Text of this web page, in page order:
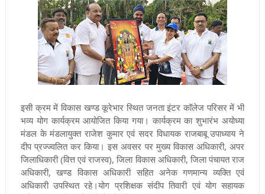
इसी क्रम में विकास खण्ड कूरेभार स्थित जनता इंटर कॉलेज परिसर में भी
भव्य योग कार्यक्रम आयोजित किया गया। कार्यक्रम का शुभारंभ अयोध्या
मंडल के मंडलायुक्त राजेश कुमार एवं सदर विधायक राजबाबू उपाध्याय ने
दीप प्रज्ज्वलित कर किया। इस अवसर पर मुख्य विकास अधिकारी, अपर
जिलाधिकारी (वित्त एवं राजस्व), जिला विकास अधिकारी, जिला पंचायत राज
अधिकारी, खण्ड विकास अधिकारी सहित अनेक गणमान्य व्यक्ति एवं
अधिकारी उपस्थित रहे।योग प्रशिक्षक संदीप तिवारी एवं योग सहायक